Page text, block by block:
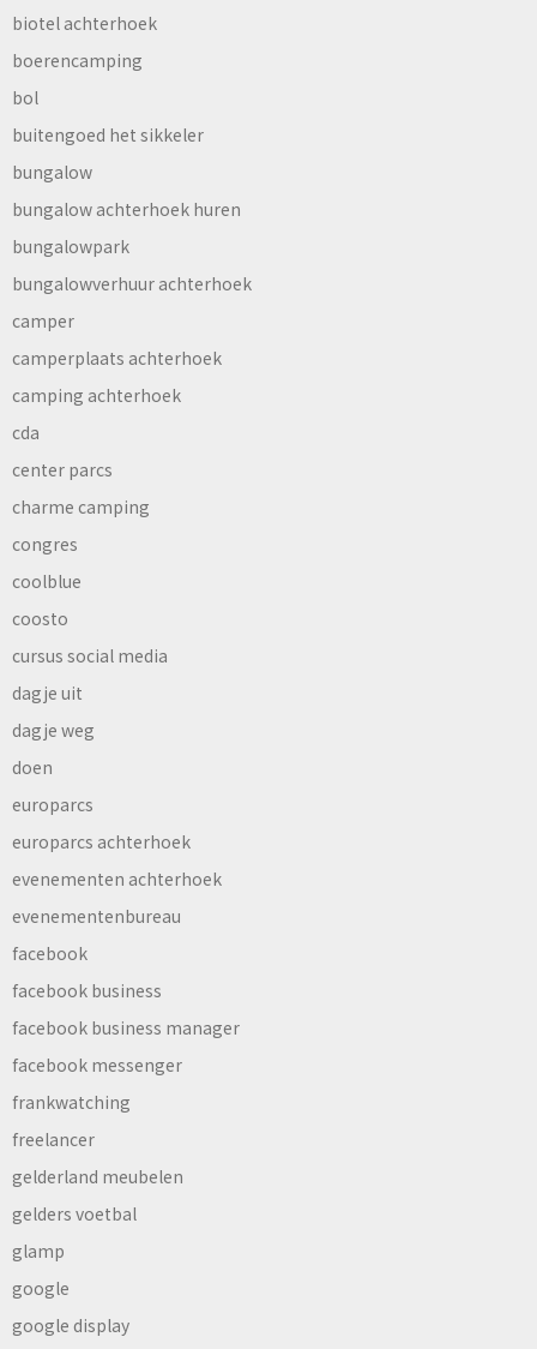
biotel achterhoek
boerencamping
bol
buitengoed het sikkeler
bungalow
bungalow achterhoek huren
bungalowpark
bungalowverhuur achterhoek
camper
camperplaats achterhoek
camping achterhoek
cda
center parcs
charme camping
congres
coolblue
coosto
cursus social media
dagje uit
dagje weg
doen
europarcs
europarcs achterhoek
evenementen achterhoek
evenementenbureau
facebook
facebook business
facebook business manager
facebook messenger
frankwatching
freelancer
gelderland meubelen
gelders voetbal
glamp
google
google display